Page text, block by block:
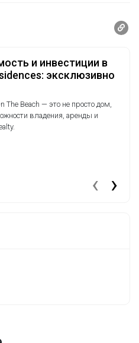
и инвестиции в
эксклюзивно
The Beach — это не просто дом,
владения, аренды и
‹ ›